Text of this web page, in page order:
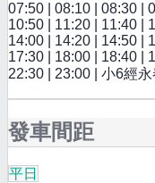
07:50 | 08:10 | 08:30 |
10:50 | 11:20 | 11:40 |
14:00 | 14:20 | 14:50 |
17:30 | 18:00 | 18:40 |
22:30 | 23:00 | 小6經
發車間距
平日